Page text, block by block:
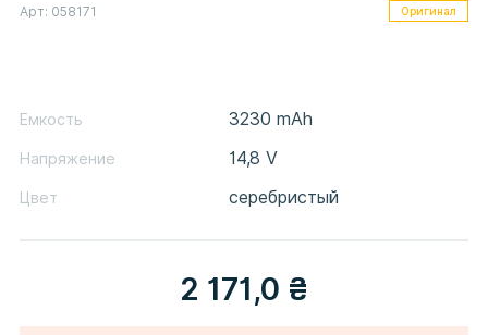
Арт: 058171 Оригинал
Емкость 3230 mAh
Напряжение 14,8 V
Цвет серебристый
2 171,0 ₴